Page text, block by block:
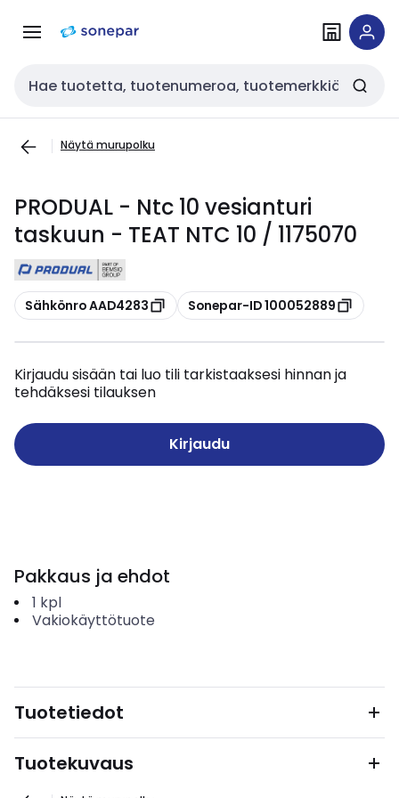
navigointiinsisältöön
Haku
Näytä murupolku
PRODUAL - Ntc 10 vesianturi
taskuun - TEAT NTC 10 / 1175070
Kopioi
Sähkönro AAD4283 Kopioi
Sonepar-ID 100052889
Kirjaudu sisään tai luo tili tarkistaaksesi hinnan ja
tehdäksesi tilauksen
Kirjaudu
Pakkaus ja ehdot
1 kpl
Vakiokäyttötuote
Tuotetiedot
Tuotekuvaus